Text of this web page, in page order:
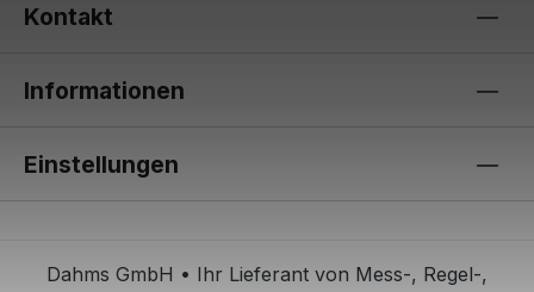
Kontakt
Informationen
Einstellungen
Dahms GmbH • Ihr Lieferant von Mess-, Regel-,